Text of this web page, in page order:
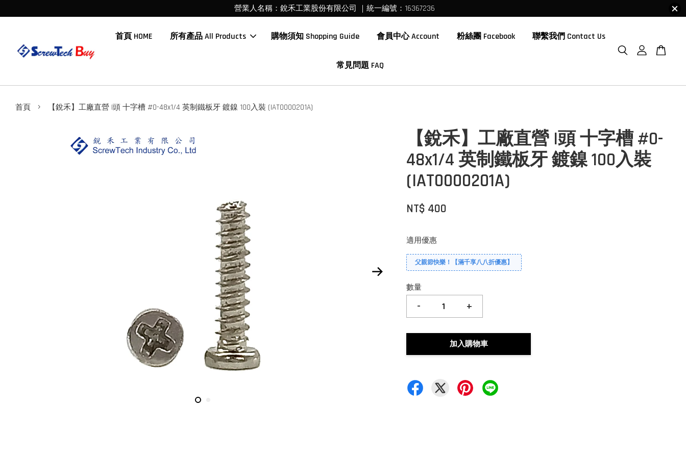
營業人名稱：銳禾工業股份有限公司 ｜統一編號：16367236
首頁 HOME 所有產品 All Products 購物須知 Shopping Guide 會員中心 Account 粉絲團 Facebook 聯繫我們 Contact Us
常見問題 FAQ
首頁 › 【銳禾】工廠直營 I頭 十字槽 #0-48x1/4 英制鐵板牙 鍍鎳 100入裝 (IAT0000201A)
【銳禾】工廠直營 I頭 十字槽 #0-
48x1/4 英制鐵板牙 鍍鎳 100入裝
(IAT0000201A)
NT$ 400
適用優惠
父親節快樂！【滿千享八八折優惠】
數量
- +
加入購物車